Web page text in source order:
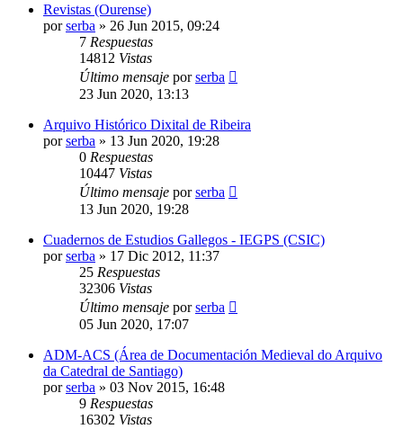
Revistas (Ourense)
porserba » 26 Jun 2015, 09:24
7 Respuestas
14812 Vistas
Último mensaje porserba
23 Jun 2020, 13:13
Arquivo Histórico Dixital de Ribeira
porserba » 13 Jun 2020, 19:28
0 Respuestas
10447 Vistas
Último mensaje porserba
13 Jun 2020, 19:28
Cuadernos de Estudios Gallegos - IEGPS (CSIC)
porserba » 17 Dic 2012, 11:37
25 Respuestas
32306 Vistas
Último mensaje porserba
05 Jun 2020, 17:07
ADM-ACS (Área de Documentación Medieval do Arquivo
da Catedral de Santiago)
porserba » 03 Nov 2015, 16:48
9 Respuestas
16302 Vistas